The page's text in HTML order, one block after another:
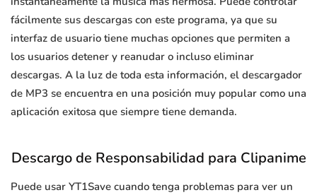
fácilmente sus descargas con este programa, ya que su
interfaz de usuario tiene muchas opciones que permiten a
los usuarios detener y reanudar o incluso eliminar
descargas. A la luz de toda esta información, el descargador
de MP3 se encuentra en una posición muy popular como una
aplicación exitosa que siempre tiene demanda.
Descargo de Responsabilidad para Clipanime
Puede usar YT1Save cuando tenga problemas para ver un